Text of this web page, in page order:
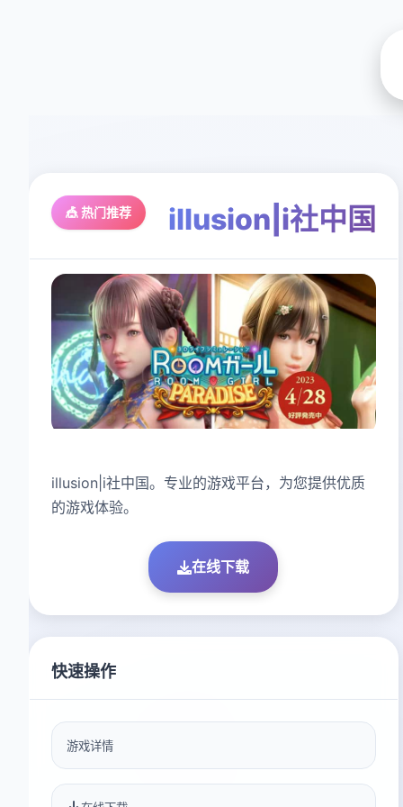
🎪 热门推荐 illusion|i社中国
illusion|i社中国。专业的游戏平台，为您提供优质
的游戏体验。
在线下载
快速操作
游戏详情